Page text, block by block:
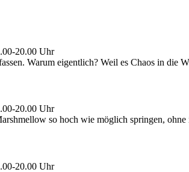
20.00 Uhr
Warum eigentlich? Weil es Chaos in
20.00 Uhr
so hoch wie möglich springen,
20.00 Uhr